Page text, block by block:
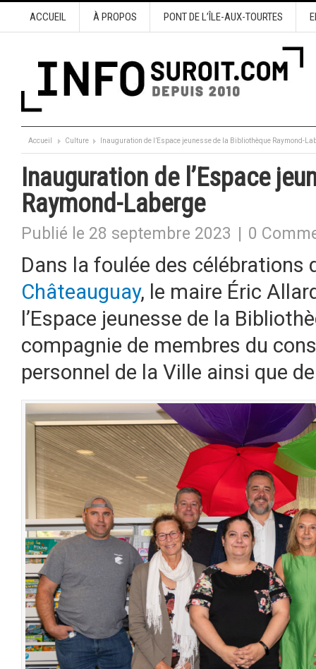
ACCUEIL À PROPOS PONT DE L’ÎLE-AUX-TOURTES
Accueil Culture Inauguration de l’Espace jeunesse de la Bibliothèque Raymond-
Inauguration de l’Espace
Raymond-Laberge
Publié le 28 septembre 2023 0
Dans la foulée des célébrations
Châteauguay, le maire Éric
l’Espace jeunesse de la
compagnie de membres du
personnel de la Ville ainsi que